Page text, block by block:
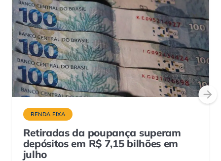
RENDA FIXA
Retiradas da poupança superam
depósitos em R$ 7,15 bilhões em
julho